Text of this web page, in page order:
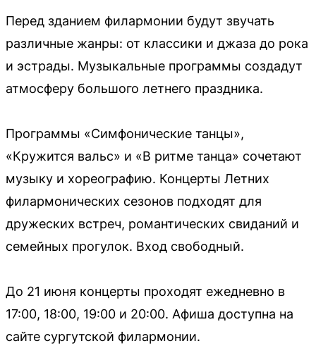
Перед зданием филармонии будут звучать
различные жанры: от классики и джаза до рока
и эстрады. Музыкальные программы создадут
атмосферу большого летнего праздника.
Программы «Симфонические танцы»,
«Кружится вальс» и «В ритме танца» сочетают
музыку и хореографию. Концерты Летних
филармонических сезонов подходят для
дружеских встреч, романтических свиданий и
семейных прогулок. Вход свободный.
До 21 июня концерты проходят ежедневно в
17:00, 18:00, 19:00 и 20:00. Афиша доступна на
сайте сургутской филармонии.